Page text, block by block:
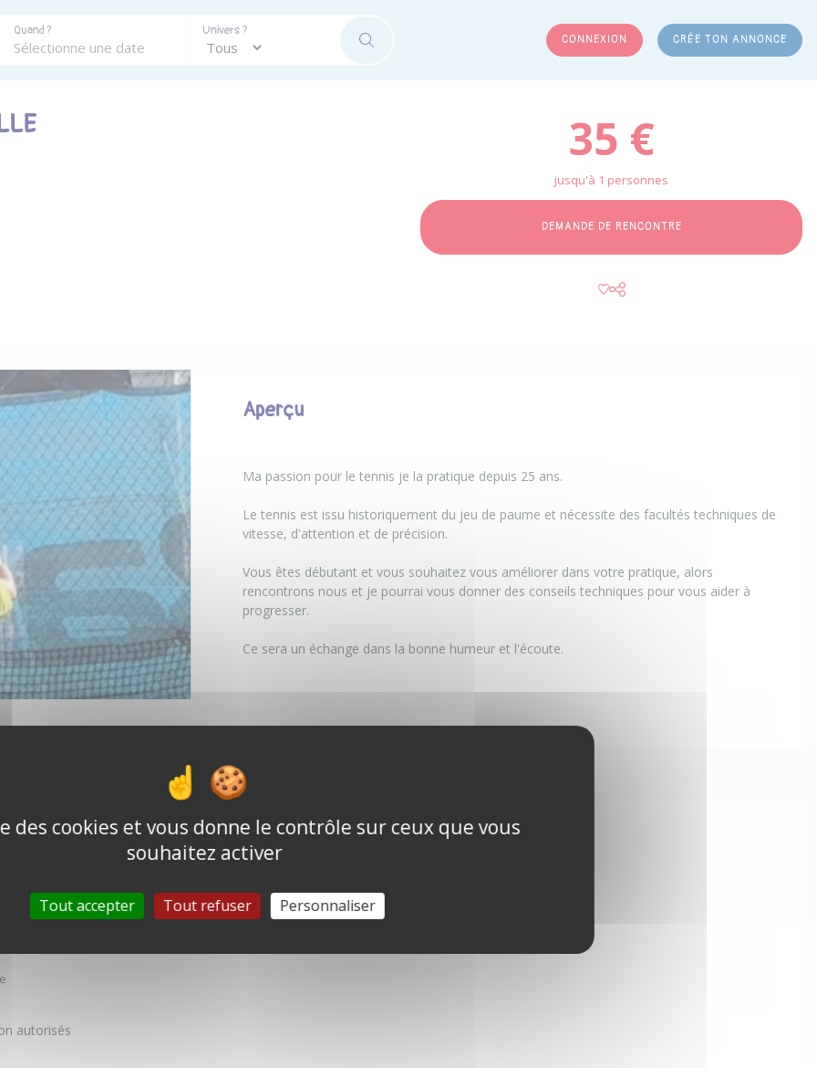
Quand ? Univers ?
RECHERCHER CONNEXION CRÉE TON ANNONCE
35 €
jusqu'à 1 personnes
DEMANDE DE RENCONTRE
Aperçu
Ma passion pour le tennis je la pratique depuis 25 ans.
Le tennis est issu historiquement du jeu de paume et nécessite des facultés techniques de
vitesse, d'attention et de précision.
Vous êtes débutant et vous souhaitez vous améliorer dans votre pratique, alors
rencontrons nous et je pourrai vous donner des conseils techniques pour vous aider à
progresser.
autorisés
des cookies et vous donne le contrôle sur ceux que vous
souhaitez activer
Tout accepter Tout refuser Personnaliser